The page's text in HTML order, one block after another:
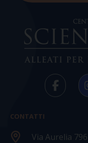
CONTATTI
Via Aurelia